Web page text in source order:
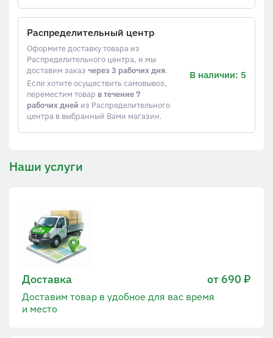
Распределительный центр
Оформите доставку товара из
Распределительного центра, и мы
доставим заказ через 3 рабочих дня.
Если хотите осуществить самовывоз,
переместим товар в течение 7
рабочих дней из Распределительного
центра в выбранный Вами магазин.
В наличии: 5
Наши услуги
Доставка от 690 ₽
Доставим товар в удобное для вас время
и место